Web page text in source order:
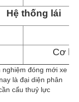
Hệ thống lái
Cơ
nghiệm đóng mới xe
là đại diện phân
cẩu thuỷ lực